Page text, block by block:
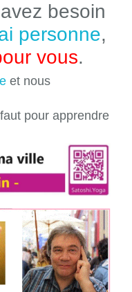
besoin
personne,
vous.
et nous
pour apprendre